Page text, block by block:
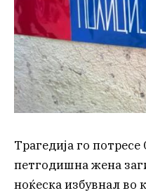
Трагедија го
петгодишна жена
ноќеска избувнал во